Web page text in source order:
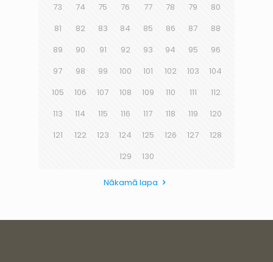
73
74 75 76 77 78 79
80
81
82 83 84 85 86 87
88
89
90 91 92 93 94 95
96
97
98 99 100 101 102 103
104
105
106 107 108 109 110 111
112
113
114 115 116 117 118 119
120
121
122 123 124 125 126 127
128
129
130
Nākamā lapa